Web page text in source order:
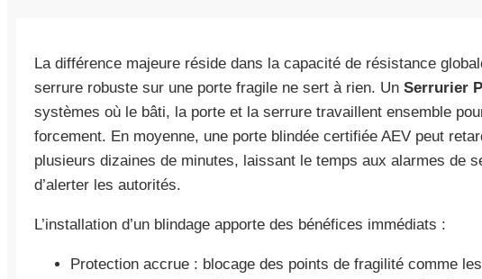
La différence majeure réside dans la capacité de résistance
serrure robuste sur une porte fragile ne sert à rien. Un Serrurier
systèmes où le bâti, la porte et la serrure travaillent ensemble
forcement. En moyenne, une porte blindée certifiée AEV peut
plusieurs dizaines de minutes, laissant le temps aux alarmes de
d’alerter les autorités.
L’installation d’un blindage apporte des bénéfices immédiats :
Protection accrue : blocage des points de fragilité comme